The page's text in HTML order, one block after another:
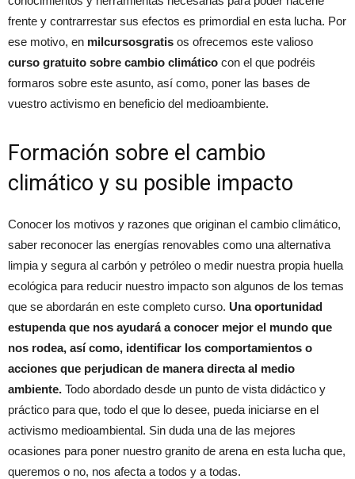
frente y contrarrestar sus efectos es primordial en esta lucha. Por
ese motivo, en milcursosgratis os ofrecemos este valioso
curso gratuito sobre cambio climático con el que podréis
formaros sobre este asunto, así como, poner las bases de
vuestro activismo en beneficio del medioambiente.
Formación sobre el cambio
climático y su posible impacto
Conocer los motivos y razones que originan el cambio climático,
saber reconocer las energías renovables como una alternativa
limpia y segura al carbón y petróleo o medir nuestra propia huella
ecológica para reducir nuestro impacto son algunos de los temas
que se abordarán en este completo curso. Una oportunidad
estupenda que nos ayudará a conocer mejor el mundo que
nos rodea, así como, identificar los comportamientos o
acciones que perjudican de manera directa al medio
ambiente. Todo abordado desde un punto de vista didáctico y
práctico para que, todo el que lo desee, pueda iniciarse en el
activismo medioambiental. Sin duda una de las mejores
ocasiones para poner nuestro granito de arena en esta lucha que,
queremos o no, nos afecta a todos y a todas.